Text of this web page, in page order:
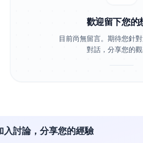
歡迎留下您的
目前尚無留言。期待您針
對話，分享您的觀
入討論，分享您的經驗